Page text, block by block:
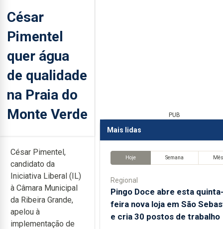
César
Pimentel
quer água
de qualidade
na Praia do
Monte Verde
César Pimentel,
candidato da
Iniciativa Liberal (IL)
à Câmara Municipal
da Ribeira Grande,
apelou à
implementação de
PUB
Mais lidas
Hoje Semana
Regional
Pingo Doce abre esta
feira nova loja em São
e cria 30 postos de trabalho